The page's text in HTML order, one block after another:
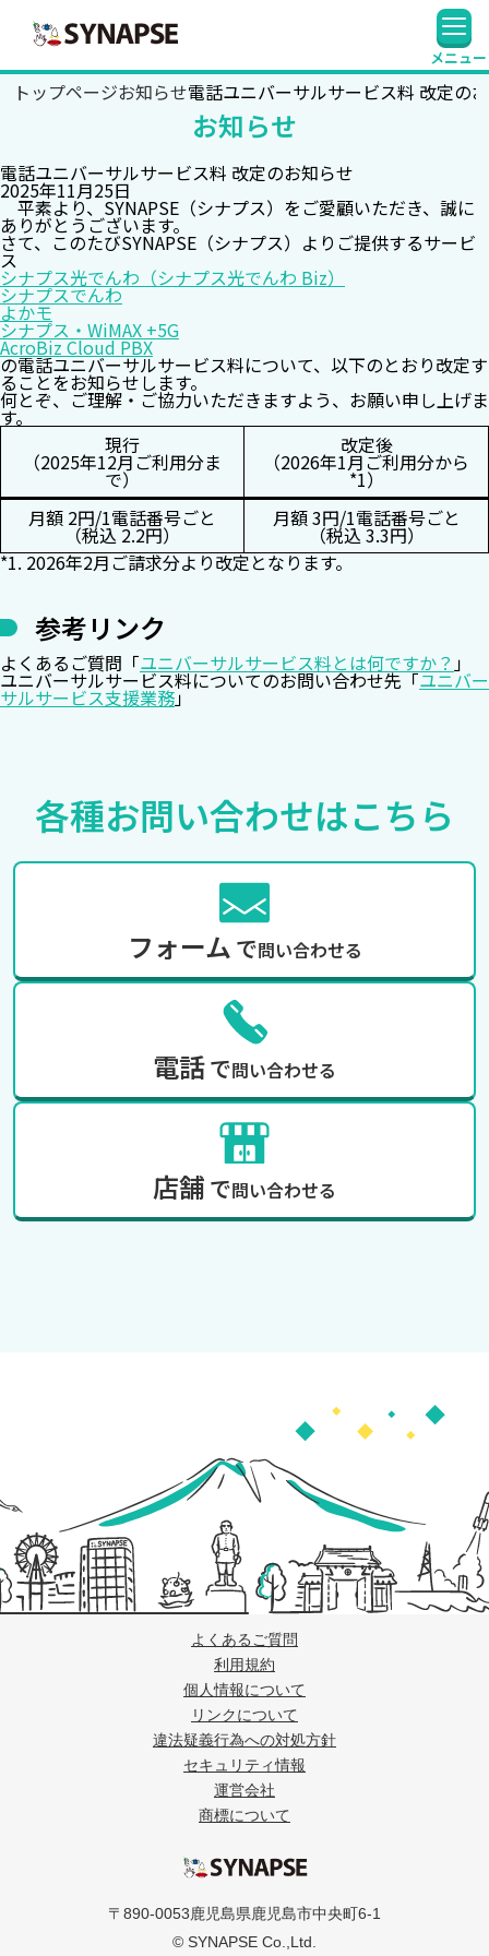
メニュー
トップページお知らせ電話ユニバーサルサービス料 改定の
お知らせ
電話ユニバーサルサービス料 改定のお知らせ
2025年11月25日
平素より、SYNAPSE（シナプス）をご愛顧いただき、誠に
ありがとうございます。
さて、このたびSYNAPSE（シナプス）よりご提供するサービ
ス
シナプス光でんわ（シナプス光でんわ Biz）
シナプスでんわ
よかモ
シナプス・WiMAX +5G
AcroBiz Cloud PBX
の電話ユニバーサルサービス料について、以下のとおり改定す
ることをお知らせします。
何とぞ、ご理解・ご協力いただきますよう、お願い申し上げま
す。
現行
（2025年12月ご利用分ま
で）
改定後
（2026年1月ご利用分から
*1）
月額 2円/1電話番号ごと
（税込 2.2円）
月額 3円/1電話番号ごと
（税込 3.3円）
*1. 2026年2月ご請求分より改定となります。
参考リンク
よくあるご質問「ユニバーサルサービス料とは何ですか？」
ユニバーサルサービス料についてのお問い合わせ先「ユニバー
サルサービス支援業務」
各種お問い合わせはこちら
フォーム で問い合わせる
電話で問い合わせる
店舗 で問い合わせる
よくあるご質問
利用規約
個人情報について
リンクについて
違法疑義行為への対処方針
セキュリティ情報
運営会社
商標について
〒890-0053鹿児島県鹿児島市中央町6-1
© SYNAPSE Co.,Ltd.